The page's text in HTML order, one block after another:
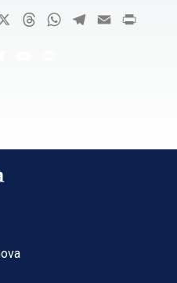
ThreadsWhatsApp
Telegram
Email